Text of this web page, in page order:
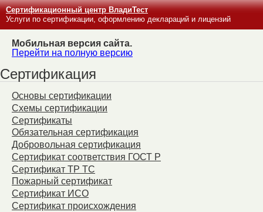
Сертификационный центр ВладиТест
Услуги по сертификации, оформлению деклараций и лицензий
Мобильная версия сайта.
Перейти на полную версию
Сертификация
Основы сертификации
Схемы сертификации
Сертификаты
Обязательная сертификация
Добровольная сертификация
Сертификат соответствия ГОСТ Р
Сертификат ТР ТС
Пожарный сертификат
Сертификат ИСО
Сертификат происхождения